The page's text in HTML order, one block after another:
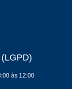
às 12:00